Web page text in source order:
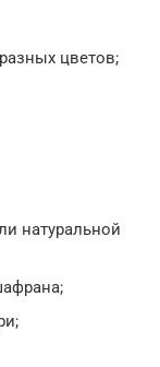
цветов;
натуральной